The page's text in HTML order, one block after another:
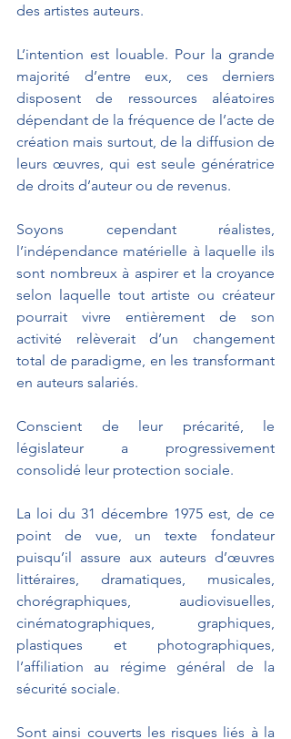
des artistes auteurs.
L’intention est louable. Pour la grande
majorité d’entre eux, ces derniers
disposent de ressources aléatoires
dépendant de la fréquence de l’acte de
création mais surtout, de la diffusion de
leurs œuvres, qui est seule génératrice
de droits d’auteur ou de revenus.
Soyons cependant réalistes,
l’indépendance matérielle à laquelle ils
sont nombreux à aspirer et la croyance
selon laquelle tout artiste ou créateur
pourrait vivre entièrement de son
activité relèverait d’un changement
total de paradigme, en les transformant
en auteurs salariés.
Conscient de leur précarité, le
législateur a progressivement
consolidé leur protection sociale.
La loi du 31 décembre 1975 est, de ce
point de vue, un texte fondateur
puisqu’il assure aux auteurs d’œuvres
littéraires, dramatiques, musicales,
chorégraphiques, audiovisuelles,
cinématographiques, graphiques,
plastiques et photographiques,
l’affiliation au régime général de la
sécurité sociale.
Sont ainsi couverts les risques liés à la